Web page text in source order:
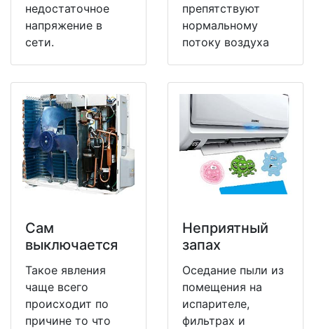
недостаточное
напряжение в
сети.
препятствуют
нормальному
потоку воздуха
Сам
выключается
Такое явления
чаще всего
происходит по
причине то что
Неприятный
запах
Оседание пыли из
помещения на
испарителе,
фильтрах и